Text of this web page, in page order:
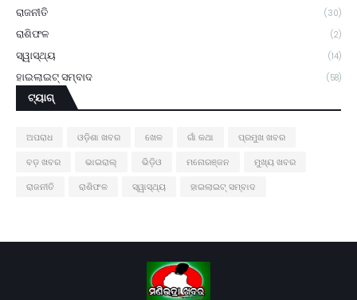
ରାଜନୀତି (30)
ରାଶିଫଳ (2)
ସ୍ୱାସ୍ଥ୍ୟ (14)
ହାଇଲାଇଟ୍ ସମ୍ବାଦ (58)
ଟ୍ୟାଗ୍
ଅପରାଧ ଓଡ଼ିଶା ଖବର ଖେଳ ଗାଁ କଥା
ପ୍ରମୁଖ ଖବର
ବଡ଼ ଖବର
ଭାଇରାଲ୍ ଭିଡ଼ିଓ ମନୋରଞ୍ଜନ
ମୁଖ୍ୟ ଖବର
ରାଜନୀତି
ରାଶିଫଳ ସ୍ୱାସ୍ଥ୍ୟ ହାଇଲାଇଟ୍ ସମ୍ବାଦ